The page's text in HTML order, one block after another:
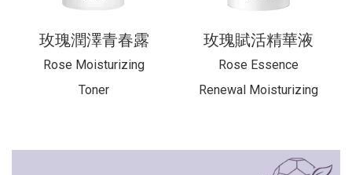
玫瑰潤澤青春露
Rose Moisturizing
Toner
玫瑰賦活精華液
Rose Essence
Renewal Moisturizing